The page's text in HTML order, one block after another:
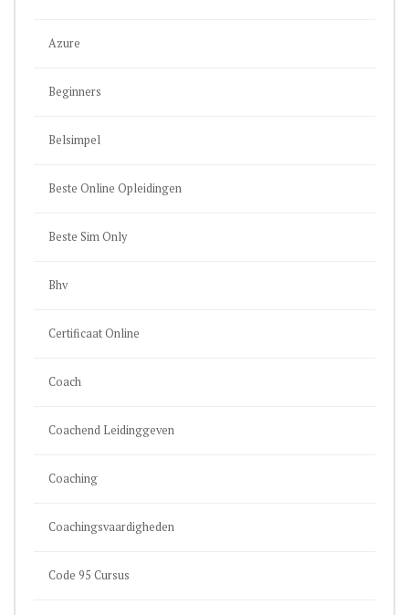
Azure
Beginners
Belsimpel
Beste Online Opleidingen
Beste Sim Only
Bhv
Certificaat Online
Coach
Coachend Leidinggeven
Coaching
Coachingsvaardigheden
Code 95 Cursus